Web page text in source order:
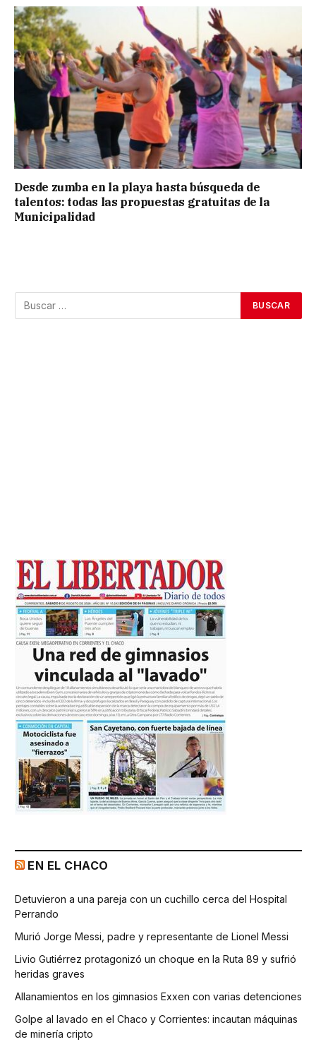
Desde zumba en la playa hasta búsqueda de
talentos: todas las propuestas gratuitas de la
Municipalidad
EN EL CHACO
Detuvieron a una pareja con un cuchillo cerca del Hospital
Perrando
Murió Jorge Messi, padre y representante de Lionel Messi
Livio Gutiérrez protagonizó un choque en la Ruta 89 y sufrió
heridas graves
Allanamientos en los gimnasios Exxen con varias detenciones
Golpe al lavado en el Chaco y Corrientes: incautan máquinas
de minería cripto